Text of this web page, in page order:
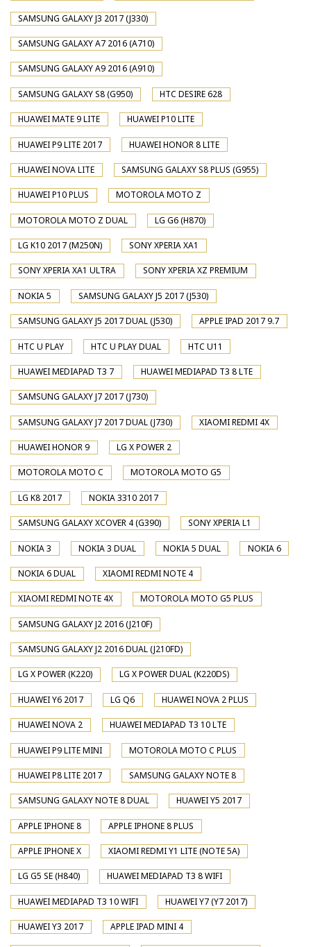
SAMSUNG GALAXY J3 2017 (J330)
SAMSUNG GALAXY A7 2016 (A710)
SAMSUNG GALAXY A9 2016 (A910)
SAMSUNG GALAXY S8 (G950) HTC DESIRE 628
HUAWEI MATE 9 LITE HUAWEI P10 LITE
HUAWEI P9 LITE 2017 HUAWEI HONOR 8 LITE
HUAWEI NOVA LITE SAMSUNG GALAXY S8 PLUS (G955)
HUAWEI P10 PLUS MOTOROLA MOTO Z
MOTOROLA MOTO Z DUAL LG G6 (H870)
LG K10 2017 (M250N) SONY XPERIA XA1
SONY XPERIA XA1 ULTRA SONY XPERIA XZ PREMIUM
NOKIA 5 SAMSUNG GALAXY J5 2017 (J530)
SAMSUNG GALAXY J5 2017 DUAL (J530) APPLE IPAD 2017 9.7
HTC U PLAY HTC U PLAY DUAL HTC U11
HUAWEI MEDIAPAD T3 7 HUAWEI MEDIAPAD T3 8 LTE
SAMSUNG GALAXY J7 2017 (J730)
SAMSUNG GALAXY J7 2017 DUAL (J730) XIAOMI REDMI 4X
HUAWEI HONOR 9 LG X POWER 2
MOTOROLA MOTO C MOTOROLA MOTO G5
LG K8 2017 NOKIA 3310 2017
SAMSUNG GALAXY XCOVER 4 (G390) SONY XPERIA L1
NOKIA 3 NOKIA 3 DUAL NOKIA 5 DUAL NOKIA 6
NOKIA 6 DUAL XIAOMI REDMI NOTE 4
XIAOMI REDMI NOTE 4X MOTOROLA MOTO G5 PLUS
SAMSUNG GALAXY J2 2016 (J210F)
SAMSUNG GALAXY J2 2016 DUAL (J210FD)
LG X POWER (K220) LG X POWER DUAL (K220DS)
HUAWEI Y6 2017 LG Q6 HUAWEI NOVA 2 PLUS
HUAWEI NOVA 2 HUAWEI MEDIAPAD T3 10 LTE
HUAWEI P9 LITE MINI MOTOROLA MOTO C PLUS
HUAWEI P8 LITE 2017 SAMSUNG GALAXY NOTE 8
SAMSUNG GALAXY NOTE 8 DUAL HUAWEI Y5 2017
APPLE IPHONE 8 APPLE IPHONE 8 PLUS
APPLE IPHONE X XIAOMI REDMI Y1 LITE (NOTE 5A)
LG G5 SE (H840) HUAWEI MEDIAPAD T3 8 WIFI
HUAWEI MEDIAPAD T3 10 WIFI HUAWEI Y7 (Y7 2017)
HUAWEI Y3 2017 APPLE IPAD MINI 4